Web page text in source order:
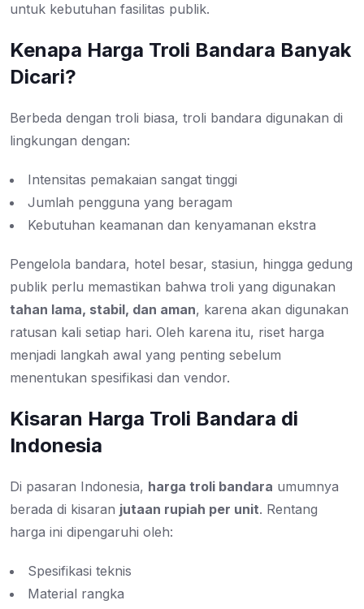
untuk kebutuhan fasilitas publik.
Kenapa Harga Troli Bandara Banyak
Dicari?
Berbeda dengan troli biasa, troli bandara digunakan di
lingkungan dengan:
Intensitas pemakaian sangat tinggi
Jumlah pengguna yang beragam
Kebutuhan keamanan dan kenyamanan ekstra
Pengelola bandara, hotel besar, stasiun, hingga gedung
publik perlu memastikan bahwa troli yang digunakan
tahan lama, stabil, dan aman, karena akan digunakan
ratusan kali setiap hari. Oleh karena itu, riset harga
menjadi langkah awal yang penting sebelum
menentukan spesifikasi dan vendor.
Kisaran Harga Troli Bandara di
Indonesia
Di pasaran Indonesia, harga troli bandara umumnya
berada di kisaran jutaan rupiah per unit. Rentang
harga ini dipengaruhi oleh:
Spesifikasi teknis
Material rangka